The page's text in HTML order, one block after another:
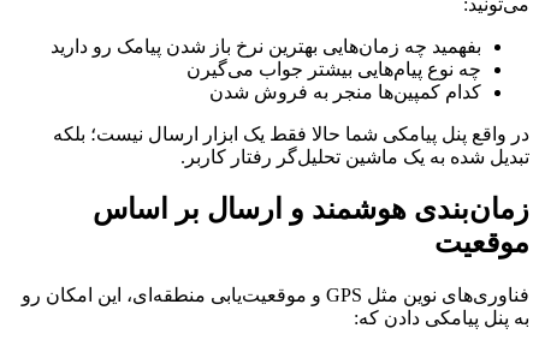
می‌تونید:
بفهمید چه زمان‌هایی بهترین نرخ باز شدن پیامک رو دارید
چه نوع پیام‌هایی بیشتر جواب می‌گیرن
کدام کمپین‌ها منجر به فروش شدن
در واقع پنل پیامکی شما حالا فقط یک ابزار ارسال نیست؛ بلکه
تبدیل شده به یک ماشین تحلیل‌گر رفتار کاربر.
زمان‌بندی هوشمند و ارسال بر اساس
موقعیت
فناوری‌های نوین مثل GPS و موقعیت‌یابی منطقه‌ای، این امکان رو
به پنل پیامکی دادن که: